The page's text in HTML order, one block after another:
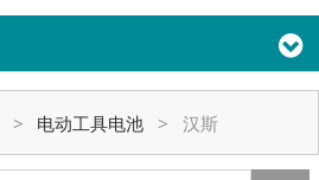
> 电动工具电池 > 汉斯